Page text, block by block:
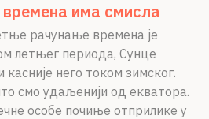
има смисла
рачунање времена је
летњег периода, Сунце
касније него током зимског.
смо удаљенији од екватора.
особе почиње отприлике у